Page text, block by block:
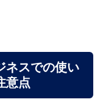
ネスでの使い
意点